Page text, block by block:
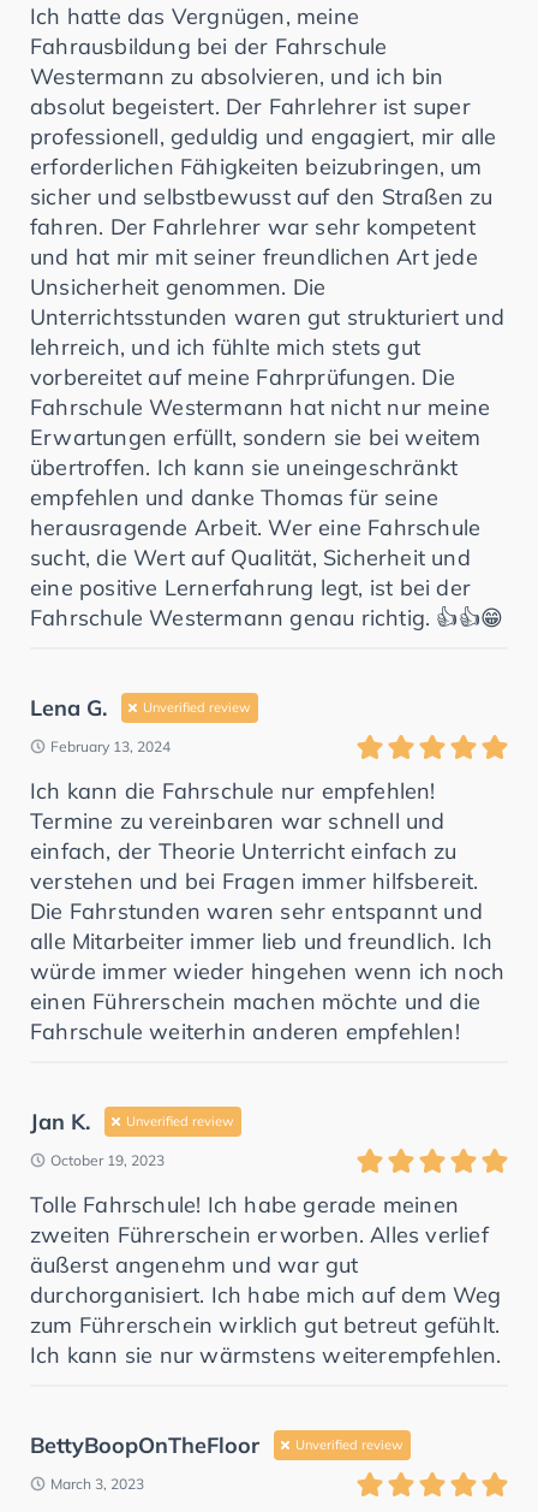
Ich hatte das Vergnügen, meine
Fahrausbildung bei der Fahrschule
Westermann zu absolvieren, und ich bin
absolut begeistert. Der Fahrlehrer ist super
professionell, geduldig und engagiert, mir alle
erforderlichen Fähigkeiten beizubringen, um
sicher und selbstbewusst auf den Straßen zu
fahren. Der Fahrlehrer war sehr kompetent
und hat mir mit seiner freundlichen Art jede
Unsicherheit genommen. Die
Unterrichtsstunden waren gut strukturiert und
lehrreich, und ich fühlte mich stets gut
vorbereitet auf meine Fahrprüfungen. Die
Fahrschule Westermann hat nicht nur meine
Erwartungen erfüllt, sondern sie bei weitem
übertroffen. Ich kann sie uneingeschränkt
empfehlen und danke Thomas für seine
herausragende Arbeit. Wer eine Fahrschule
sucht, die Wert auf Qualität, Sicherheit und
eine positive Lernerfahrung legt, ist bei der
Fahrschule Westermann genau richtig. 👍👍😁
Lena G. Unverified review
February 13, 2024
Ich kann die Fahrschule nur empfehlen!
Termine zu vereinbaren war schnell und
einfach, der Theorie Unterricht einfach zu
verstehen und bei Fragen immer hilfsbereit.
Die Fahrstunden waren sehr entspannt und
alle Mitarbeiter immer lieb und freundlich. Ich
würde immer wieder hingehen wenn ich noch
einen Führerschein machen möchte und die
Fahrschule weiterhin anderen empfehlen!
Jan K. Unverified review
October 19, 2023
Tolle Fahrschule! Ich habe gerade meinen
zweiten Führerschein erworben. Alles verlief
äußerst angenehm und war gut
durchorganisiert. Ich habe mich auf dem Weg
zum Führerschein wirklich gut betreut gefühlt.
Ich kann sie nur wärmstens weiterempfehlen.
BettyBoopOnTheFloor Unverified review
March 3, 2023